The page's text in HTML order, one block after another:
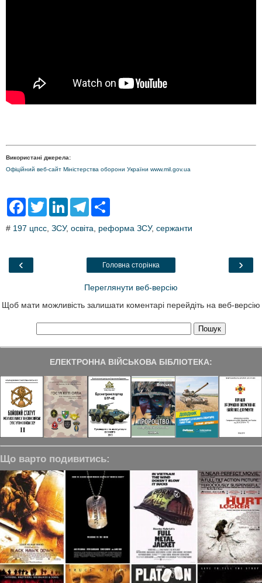
Використані джерела:
Офіційний веб-сайт Міністерства оборони України www.mil.gov.ua
F
e
o
T
t
L
k
T
e
a
r
# 197 цпсс ЗСУ, освіта реформа ЗСУ, сержанти
‹ ›
Головна сторінка
Переглянути веб-версію
Щоб мати можливість залишати коментарі перейдіть на веб-версію
ЕЛЕКТРОННА ВІЙСЬКОВА БІБЛІОТЕКА:
Що варто подивитись: